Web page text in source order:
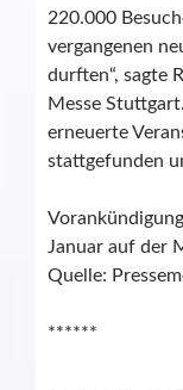
220.000
vergangenen
durften“, sagte
Messe
erneuerte
stattgefunden
Januar auf der
Quelle:
******